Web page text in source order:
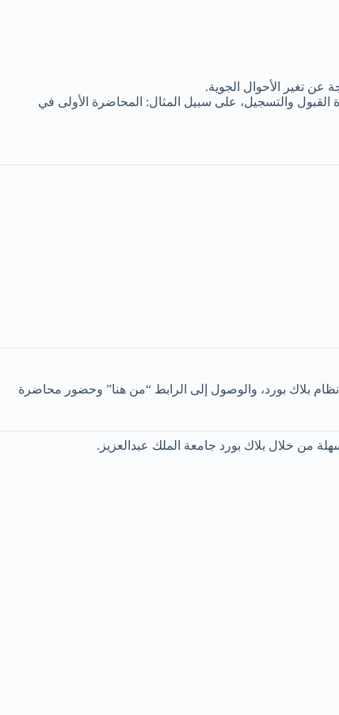
عن تغير الأحوال الجوية.
والتسجيل، على سبيل المثال: المحاضرة الأولى في
بلاك بورد، والوصول إلى الرابط “من هنا” وحضور محاضرة
من خلال بلاك بورد جامعة الملك عبدالعزيز.